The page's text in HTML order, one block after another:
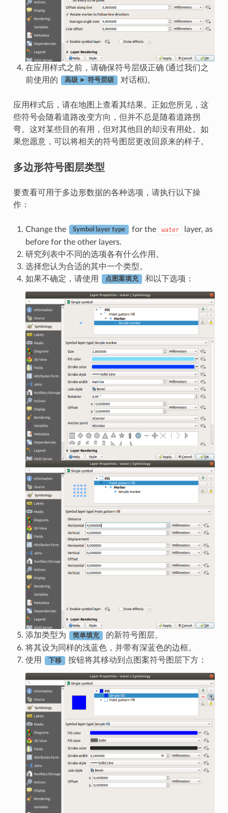
在应用样式之前，请确保符号层级正确 (通过我们之
前使用的
高级 ► 符号层级 对话框)。
应用样式后，请在地图上查看其结果。正如您所见，这
些符号会随着道路改变方向，但并不总是随着道路拐
弯。这对某些目的有用，但对其他目的却没有用处。如
果您愿意，可以将相关的符号图层更改回原来的样子。
多边形符号图层类型
要查看可用于多边形数据的各种选项，请执行以下操
作：
Change the Symbol layer type for the water
layer, as
before for the other layers.
研究列表中不同的选项各有什么作用。
选择您认为合适的其中一个类型。
如果不确定，请使用
点图案填充 和以下选项：
添加类型为 简单填充
的新符号图层。
将其设为同样的浅蓝色，并带有深蓝色的边框。
使用
下移 按钮将其移动到点图案符号图层下方：